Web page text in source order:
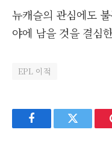
뉴캐슬의 관심에도
야에 남을 것을 결심
EPL 이적
FacebookTwitter